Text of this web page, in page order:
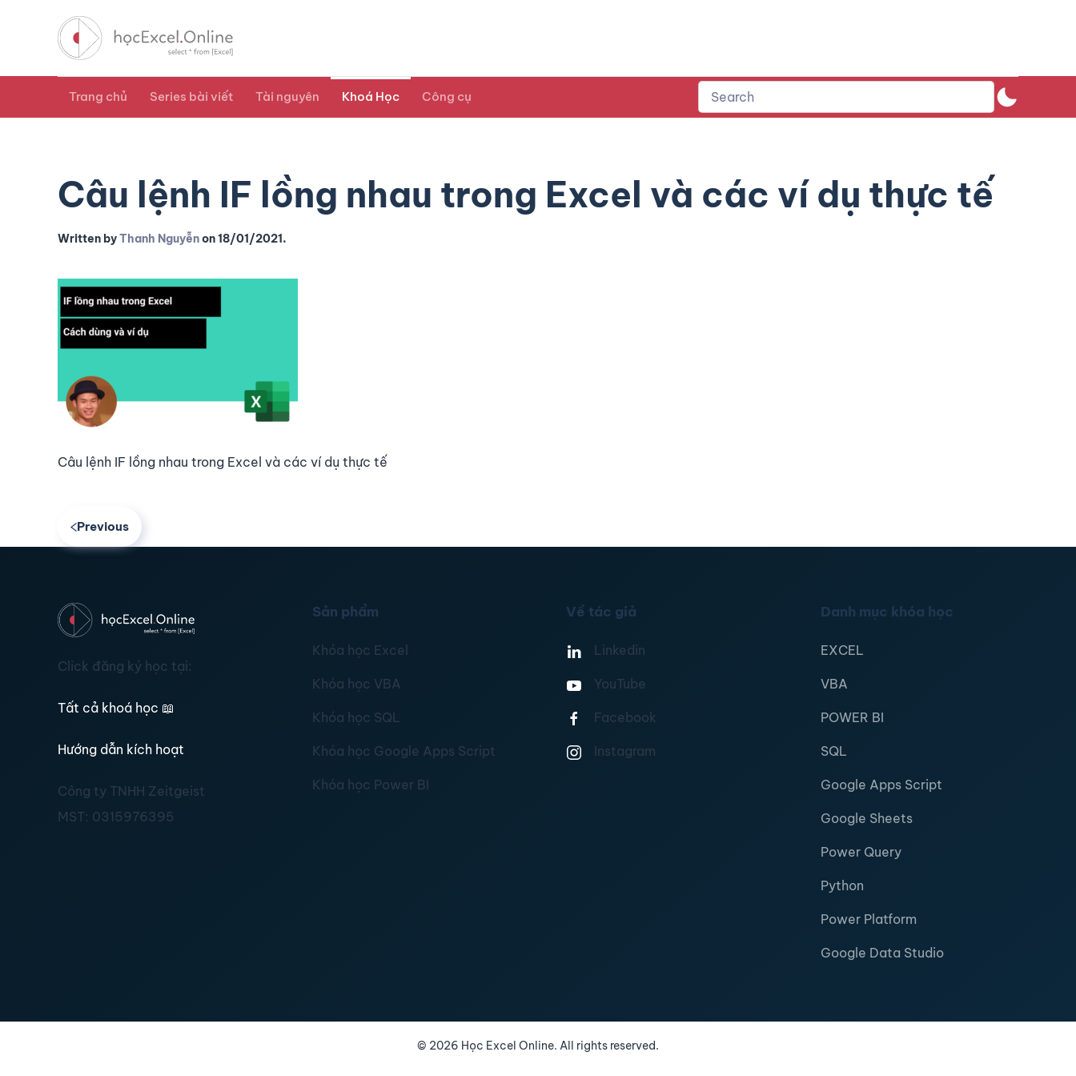
Trang chủ Series bài viết Tài nguyên Khoá Học Công cụ
Câu lệnh IF lồng nhau trong Excel và các ví dụ thực tế
Written byThanh Nguyễnon18/01/2021.
Câu lệnh IF lồng nhau trong Excel và các ví dụ thực tế
Previous
Click đăng ký học tại:
Tất cả khoá học 📖
Hướng dẫn kích hoạt
Công ty TNHH Zeitgeist
MST: 0315976395
Sản phẩm
Khóa học Excel
Khóa học VBA
Khóa học SQL
Khóa học Google Apps Script
Khóa học Power BI
Về tác giả
Linkedin
YouTube
Facebook
Instagram
Danh mục khóa học
EXCEL
VBA
POWER BI
SQL
Google Apps Script
Google Sheets
Power Query
Python
Power Platform
Google Data Studio
© 2026 Học Excel Online. All rights reserved.